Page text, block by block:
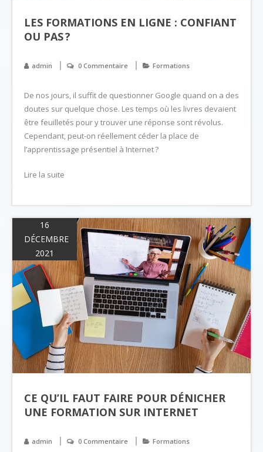
LES FORMATIONS EN LIGNE : CONFIANT
OU PAS ?
admin 0 Commentaire Formations
De nos jours, il suffit de questionner Google quand on a des
doutes sur quelque chose. Les temps où les livres devaient
être feuilletés pour y trouver une réponse sont révolus.
Cependant, peut-on réellement céder la place de
l’apprentissage présentiel à Internet ?
Lire la suite
16
DÉCEMBRE
2021
CE QU’IL FAUT FAIRE POUR DÉNICHER
UNE FORMATION SUR INTERNET
admin 0 Commentaire Formations